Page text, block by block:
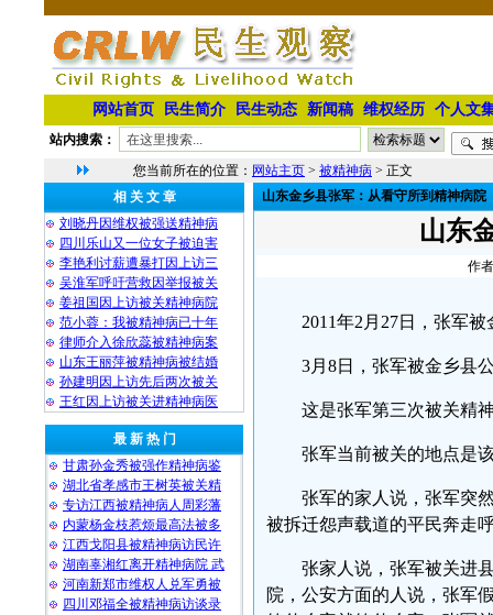
网站首页 民生简介 民生动态 新闻稿 维权经历 个人文
站内搜索：
您当前所在的位置： 网站主页 > 被精神病 > 正文
相 关 文 章
刘晓丹因维权被强送精神病
四川乐山又一位女子被迫害
李艳利讨薪遭暴打因上访三
吴淮军呼吁营救因举报被关
姜祖国因上访被关精神病院
范小蓉：我被精神病已十年
律师介入徐欣蕊被精神病案
山东王丽萍被精神病被结婚
孙建明因上访先后两次被关
王红因上访被关进精神病医
最 新 热 门
甘肃孙金秀被强作精神病鉴
湖北省孝感市王树英被关精
专访江西被精神病人周彩藩
内蒙杨金枝惹烦最高法被多
江西戈阳县被精神病访民许
湖南辜湘红离开精神病院 武
河南新郑市维权人兑军勇被
四川邓福全被精神病访谈录
山东金乡县张军：从看守所到精神病院
山东
作
2011年2月27日，张军
3月8日，张军被金乡县
这是张军第三次被关精
张军当前被关的地点是
张军的家人说，张军突
被拆迁怨声载道的平民奔走
张家人说，张军被关进
院，公安方面的人说，张军